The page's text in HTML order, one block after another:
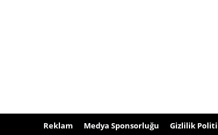
Reklam Medya Sponsorluğu Gizlilik